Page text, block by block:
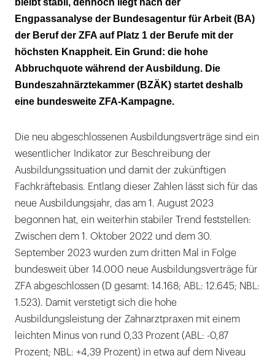
Und dennoch ein Engpassberuf
Viele Azubis brechen ab
Das Ziel: die Attraktivität des Berufs zu
bleibt stabil, dennoch liegt nach der
Engpassanalyse der Bundesagentur für Arbeit (BA)
der Beruf der ZFA auf Platz 1 der Berufe mit der
höchsten Knappheit. Ein Grund: die hohe
Abbruchquote während der Ausbildung. Die
Bundeszahnärztekammer (BZÄK) startet deshalb
eine bundesweite ZFA-Kampagne.
Die neu abgeschlossenen Ausbildungsverträge sind ein
wesentlicher Indikator zur Beschreibung der
Ausbildungssituation und damit der zukünftigen
Fachkräftebasis. Entlang dieser Zahlen lässt sich für das
neue Ausbildungsjahr, das am 1. August 2023
begonnen hat, ein weiterhin stabiler Trend feststellen:
Zwischen dem 1. Oktober 2022 und dem 30.
September 2023 wurden zum dritten Mal in Folge
bundesweit über 14.000 neue Ausbildungsverträge für
ZFA abgeschlossen (D gesamt: 14.168; ABL: 12.645; NBL:
1.523). Damit verstetigt sich die hohe
Ausbildungsleistung der Zahnarztpraxen mit einem
leichten Minus von rund 0,33 Prozent (ABL: -0,87
Prozent; NBL: +4,39 Prozent) in etwa auf dem Niveau